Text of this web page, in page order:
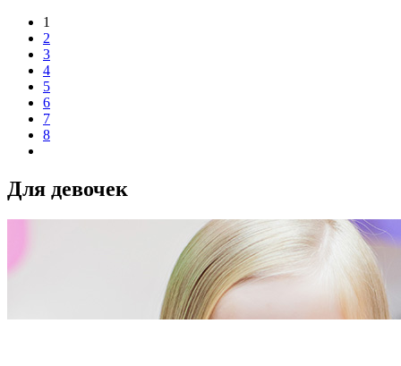
1
2
3
4
5
6
7
8
Для девочек